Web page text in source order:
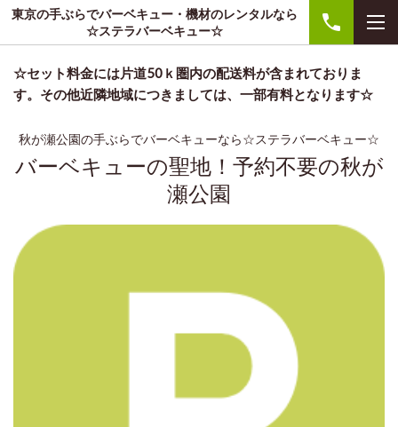
東京の手ぶらでバーベキュー・機材のレンタルなら
☆ステラバーベキュー☆
☆セット料金には片道50ｋ圏内の配送料が含まれておりま
す。その他近隣地域につきましては、一部有料となります☆
秋が瀬公園の手ぶらでバーベキューなら☆ステラバーベキュー☆
バーベキューの聖地！予約不要の秋が
瀬公園